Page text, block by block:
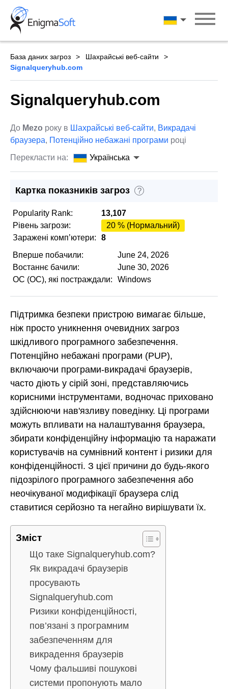
Skip
content
Українська
База даних загроз
Шахрайські веб-сайти
Signalqueryhub.com
Signalqueryhub.com
До Mezo року в Шахрайські веб-сайти, Викрадачі
браузера, Потенційно небажані програми році
Перекласти на:
Українська
Картка показників загроз ?
Popularity Rank:
13,107
Рівень загрози:
20 % (Нормальний)
Заражені комп’ютери:
8
Вперше побачили:
June 24, 2026
Востаннє бачили:
June 30, 2026
ОС (ОС), які постраждали:
Windows
Підтримка безпеки пристрою вимагає більше,
ніж просто уникнення очевидних загроз
шкідливого програмного забезпечення.
Потенційно небажані програми (PUP),
включаючи програми-викрадачі браузерів,
часто діють у сірій зоні, представляючись
корисними інструментами, водночас приховано
здійснюючи нав'язливу поведінку. Ці програми
можуть впливати на налаштування браузера,
збирати конфіденційну інформацію та наражати
користувачів на сумнівний контент і ризики для
конфіденційності. З цієї причини до будь-якого
підозрілого програмного забезпечення або
неочікуваної модифікації браузера слід
ставитися серйозно та негайно вирішувати їх.
Зміст
Що таке Signalqueryhub.com?
Як викрадачі браузерів
просувають
Signalqueryhub.com
Ризики конфіденційності,
пов’язані з програмним
забезпеченням для
викрадення браузерів
Чому фальшиві пошукові
системи пропонують мало